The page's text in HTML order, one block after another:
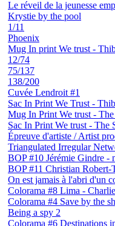
Le réveil de la jeunesse
Krystie by the pool
1/11
Phoenix
Mug In print We trust -
12/74
75/137
138/200
Cuvée Lendroit #1
Sac In Print We Trust -
Mug In Print We trust -
Sac In Print We trust - The
Épreuve d'artiste / Artist
Triangulated Irregular
BOP #10 Jérémie Gindre -
BOP #11 Christian Robert-
On est jamais à l'abri d'un
Colorama #8 Lima -
Colorama #4 Save by the
Being a spy 2
Colorama #6 Destinations